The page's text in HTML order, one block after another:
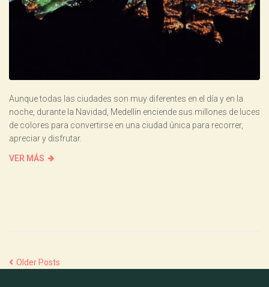
Aunque todas las ciudades son muy diferentes en el día y en la
noche, durante la Navidad, Medellín enciende sus millones de luces
de colores para convertirse en una ciudad única para recorrer,
apreciar y disfrutar.
VER MÁS
Older Posts